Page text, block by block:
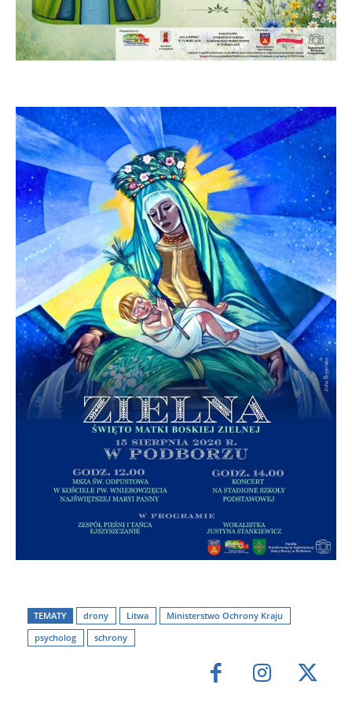
TEMATY drony Litwa
Ministerstwo Ochrony Kraju
psycholog
schrony